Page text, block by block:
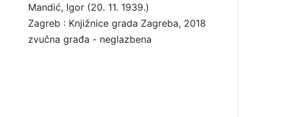
Mandić, Igor (20. 11. 1939.)
Zagreb : Knjižnice grada Zagreba, 2018
zvučna građa - neglazbena